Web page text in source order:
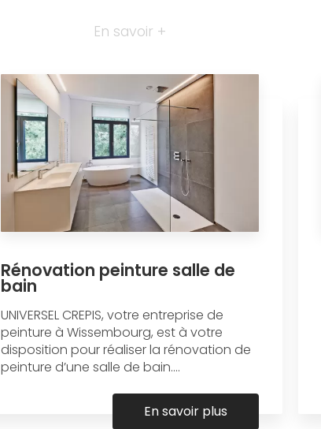
En savoir +
Rénovation peinture salle de
bain
UNIVERSEL CREPIS, votre entreprise de
peinture à Wissembourg, est à votre
disposition pour réaliser la rénovation de
peinture d’une salle de bain....
En savoir plus